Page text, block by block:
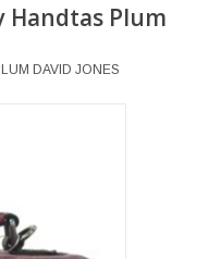
Handtas Plum
DAVID JONES